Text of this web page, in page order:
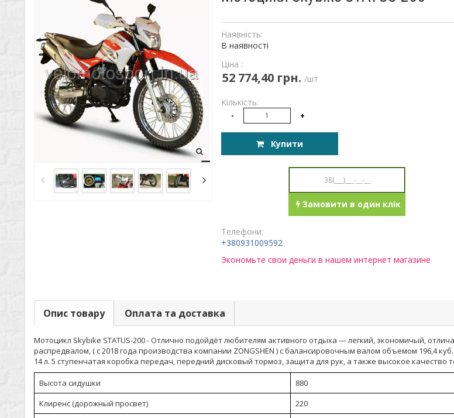
Наявність:
В наявності
Ціна :
52 774,40 грн. /шт
Кількість:
- +
Купити
Замовити в один клік
Телефони:
+380931009592
Экономьте свои деньги в нашем интернет магазине
Опис товару Оплата та доставка
Мотоцикл Skybike STATUS-200 - Отлично подойдёт любителям активного отдыха — легкий, экономичый,
распредвалом, ( с 2018 года производства компании ZONGSHEN ) с балансировочным валом объемом 196,4
14 л. 5 ступенчатая коробка передач, передний дисковый тормоз, защита для рук, а также высокое
Высота сидушки
880
Клиренс (дорожный просвет)
220